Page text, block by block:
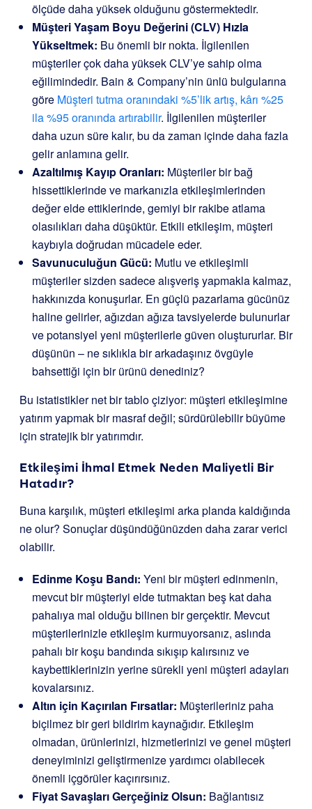
ölçüde daha yüksek olduğunu göstermektedir.
Müşteri Yaşam Boyu Değerini (CLV) Hızla
Yükseltmek: Bu önemli bir nokta. İlgilenilen
müşteriler çok daha yüksek CLV’ye sahip olma
eğilimindedir. Bain & Company’nin ünlü bulgularına
göre Müşteri tutma oranındaki %5’lik artış, kârı %25
ila %95 oranında artırabilir. İlgilenilen müşteriler
daha uzun süre kalır, bu da zaman içinde daha fazla
gelir anlamına gelir.
Azaltılmış Kayıp Oranları: Müşteriler bir bağ
hissettiklerinde ve markanızla etkileşimlerinden
değer elde ettiklerinde, gemiyi bir rakibe atlama
olasılıkları daha düşüktür. Etkili etkileşim, müşteri
kaybıyla doğrudan mücadele eder.
Savunuculuğun Gücü: Mutlu ve etkileşimli
müşteriler sizden sadece alışveriş yapmakla kalmaz,
hakkınızda konuşurlar. En güçlü pazarlama gücünüz
haline gelirler, ağızdan ağıza tavsiyelerde bulunurlar
ve potansiyel yeni müşterilerle güven oluştururlar. Bir
düşünün – ne sıklıkla bir arkadaşınız övgüyle
bahsettiği için bir ürünü denediniz?
Bu istatistikler net bir tablo çiziyor: müşteri etkileşimine
yatırım yapmak bir masraf değil; sürdürülebilir büyüme
için stratejik bir yatırımdır.
Etkileşimi İhmal Etmek Neden Maliyetli Bir
Hatadır?
Buna karşılık, müşteri etkileşimi arka planda kaldığında
ne olur? Sonuçlar düşündüğünüzden daha zarar verici
olabilir.
Edinme Koşu Bandı: Yeni bir müşteri edinmenin,
mevcut bir müşteriyi elde tutmaktan beş kat daha
pahalıya mal olduğu bilinen bir gerçektir. Mevcut
müşterilerinizle etkileşim kurmuyorsanız, aslında
pahalı bir koşu bandında sıkışıp kalırsınız ve
kaybettiklerinizin yerine sürekli yeni müşteri adayları
kovalarsınız.
Altın için Kaçırılan Fırsatlar: Müşterileriniz paha
biçilmez bir geri bildirim kaynağıdır. Etkileşim
olmadan, ürünlerinizi, hizmetlerinizi ve genel müşteri
deneyiminizi geliştirmenize yardımcı olabilecek
önemli içgörüler kaçırırsınız.
Fiyat Savaşları Gerçeğiniz Olsun: Bağlantısız